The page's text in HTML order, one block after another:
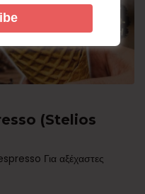
(Stelios
Για αξέχαστες